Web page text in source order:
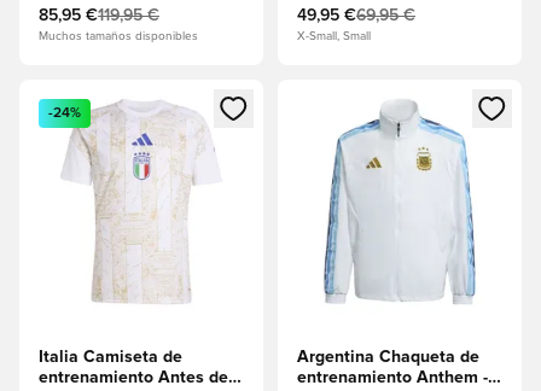
85,95 €119,95 €
Muchos tamaños disponibles
49,95 €69,95 €
X-Small, Small
Abre un modal para iniciar sesión o registrarse como
-24%
Italia Camiseta de
entrenamiento Antes del
Abre un modal para iniciar
Argentina Chaqueta de
entrenamiento Anthem -